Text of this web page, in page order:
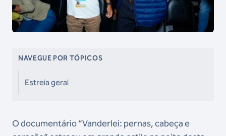
NAVEGUE POR TÓPICOS
Estreia geral
O documentário “Vanderlei: pernas, cabeça e